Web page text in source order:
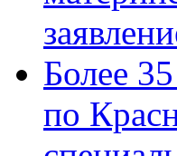
Более
по